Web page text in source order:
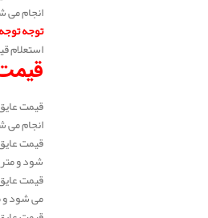
انجام می شود
توجه
استعلام
انجام می شود
شود و متراژ
می شود و